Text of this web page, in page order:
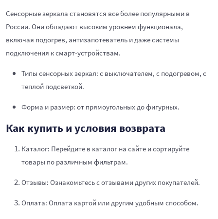
Сенсорные зеркала становятся все более популярными в
России. Они обладают высоким уровнем функционала,
включая подогрев, антизапотеватель и даже системы
подключения к смарт-устройствам.
Типы сенсорных зеркал: с выключателем, с подогревом, с
теплой подсветкой.
Форма и размер: от прямоугольных до фигурных.
Как купить и условия возврата
Каталог: Перейдите в каталог на сайте и сортируйте
товары по различным фильтрам.
Отзывы: Ознакомьтесь с отзывами других покупателей.
Оплата: Оплата картой или другим удобным способом.